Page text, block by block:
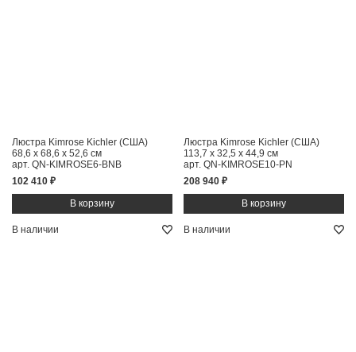
Люстра Kimrose Kichler (США)
68,6 x 68,6 x 52,6 см
арт. QN-KIMROSE6-BNB
102 410 ₽
Люстра Kimrose Kichler (США)
113,7 x 32,5 x 44,9 см
арт. QN-KIMROSE10-PN
208 940 ₽
В наличии В наличии